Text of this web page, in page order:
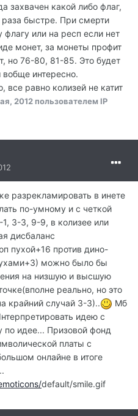
захвачен какой либо флаг,
раза быстре. При смерти
флагу или на респ если нет
монет, за монеты профит
но 76-80, 81-85. Это будет
интересно.
равно колизей не катит
2012пользователем IP
разрекламировать в инете
по-умному и с четкой
3-3, 9-9, в колизее или
дисбаланс
пухой+16 против дино-
можно было бы
на низшую и высшую
реально, но это
крайний случай 3-3)..
Мб
идею с
идее... Призовой фонд
платы с
онлайне в итоге
default/smile.gif